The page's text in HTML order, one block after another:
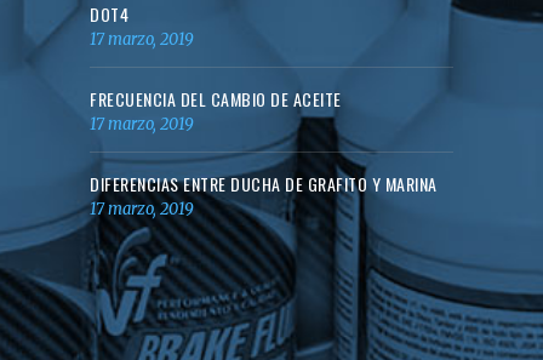
DOT4
17 marzo, 2019
FRECUENCIA DEL CAMBIO DE ACEITE
17 marzo, 2019
DIFERENCIAS ENTRE DUCHA DE GRAFITO Y MARINA
17 marzo, 2019